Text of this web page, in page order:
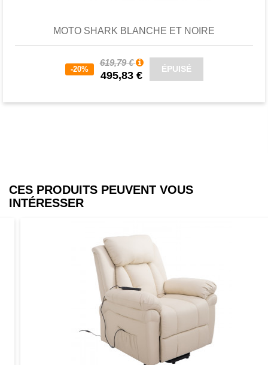
MOTO SHARK BLANCHE ET NOIRE
-20%
619,79 €
495,83 €
ÉPUISÉ
CES PRODUITS PEUVENT VOUS
INTÉRESSER